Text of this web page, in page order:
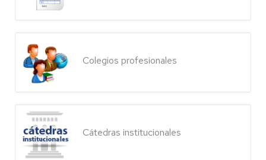
Colegios profesionales
Cátedras institucionales